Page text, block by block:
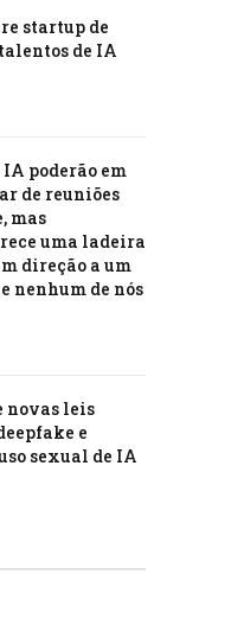
startup de
de IA
IA poderão em
de reuniões
mas
uma ladeira
direção a um
nenhum de nós
novas leis
e
sexual de IA